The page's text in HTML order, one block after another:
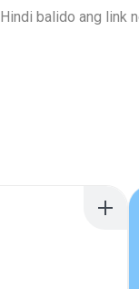
Hindi balido ang link